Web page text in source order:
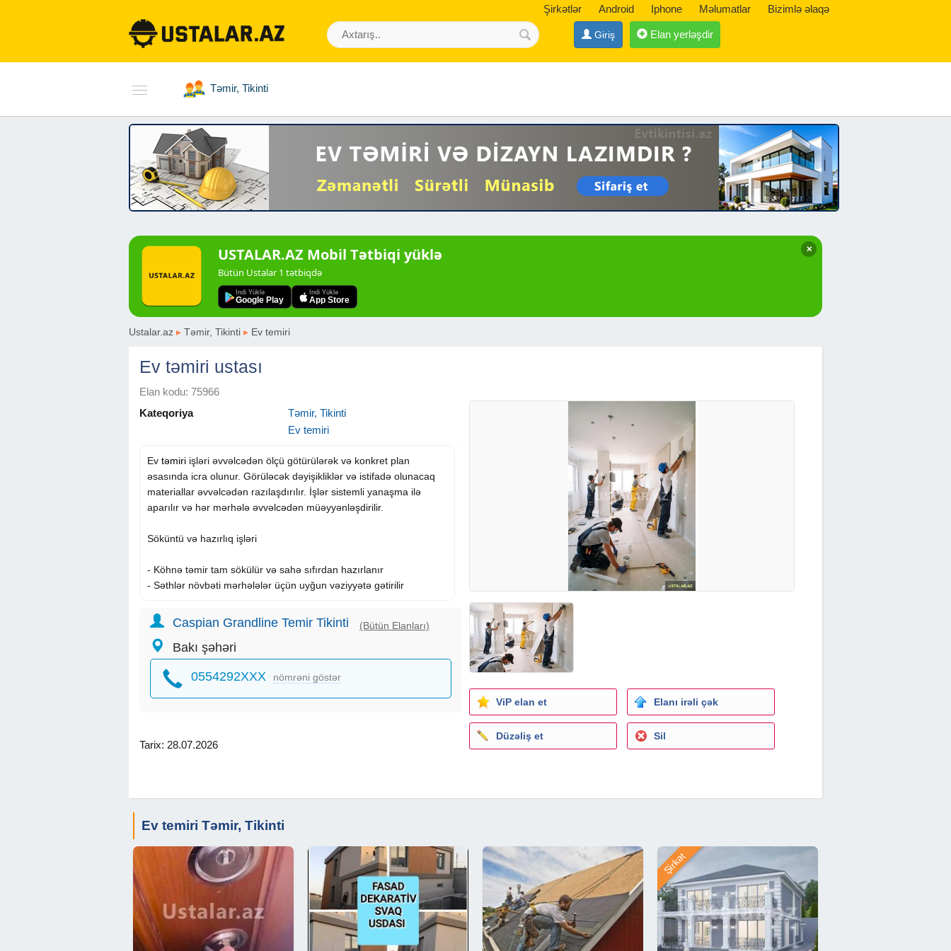
Şirkətlər Android Iphone Məlumatlar Bizimlə əlaqə
Giriş Elan yerləşdir
Təmir, Tikinti
✕
USTALAR.AZ Mobil Tətbiqi yüklə
Bütün Ustalar 1 tətbiqdə
Indi Yüklə
Google Play
Indi Yüklə
App Store
Ustalar.az ▸ Təmir, Tikinti ▸ Ev temiri
Ev təmiri ustası
Elan kodu: 75966
Kateqoriya
Təmir, Tikinti
Ev temiri
Ev təmiri işləri əvvəlcədən ölçü götürülərək və konkret plan
əsasında icra olunur. Görüləcək dəyişikliklər və istifadə olunacaq
materiallar əvvəlcədən razılaşdırılır. İşlər sistemli yanaşma ilə
aparılır və hər mərhələ əvvəlcədən müəyyənləşdirilir.
Söküntü və hazırlıq işləri
- Köhnə təmir tam sökülür və sahə sıfırdan hazırlanır
- Səthlər növbəti mərhələlər üçün uyğun vəziyyətə gətirilir
Divar və səth işləri
- Divarlar dəqiq şəkildə düzləndirilir
- Suvaq və macun işləri səliqəli icra olunur
Döşəmə işləri
- Döşəmə səthi dəqiq ölçü ilə hazırlanır
- Rozetka və açar yerləri düzgün yerləşdirilir
Santexnikaişləri
- Santexnika xətləri dəyişdirilir
- Gizli sızmalar aradan qaldırılır
Caspian Grandline Temir Tikinti (Bütün Elanları)
Bakı şəhəri
0554292XXX nömrəni göstər
Tarix: 28.07.2026
ViP elan et Elanı irəli çək
Düzəliş et Sil
Ev temiri Təmir, Tikinti
Şirkət